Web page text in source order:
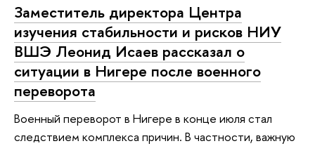
Заместитель директора Центра
изучения стабильности и рисков НИУ
ВШЭ Леонид Исаев рассказал о
ситуации в Нигере после военного
переворота
Военный переворот в Нигере в конце июля стал
следствием комплекса причин. В частности, важную